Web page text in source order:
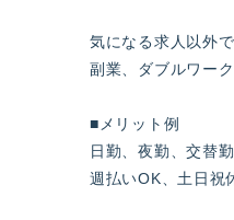
気になる求人以外
副業、ダブルワー
■メリット例
日勤、夜勤、交替
週払いOK、土日祝